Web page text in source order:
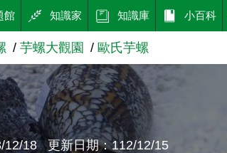
館 知識家 知識庫 小百科
芋螺大觀園 歐氏芋螺
12/18 更新日期：112/12/15